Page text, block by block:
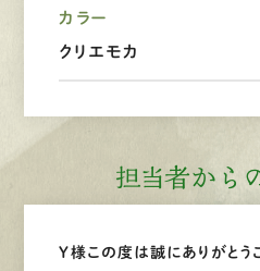
カラー
クリエモカ
担当者から
Y様この度は誠にありがとう